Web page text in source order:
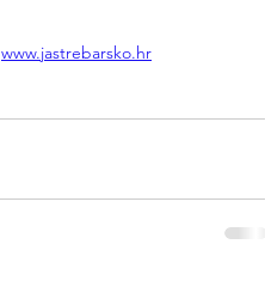
www.jastrebarsko.hr